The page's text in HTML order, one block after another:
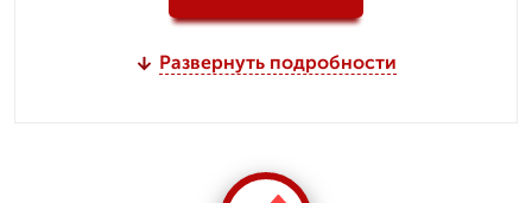
Развернуть подробности